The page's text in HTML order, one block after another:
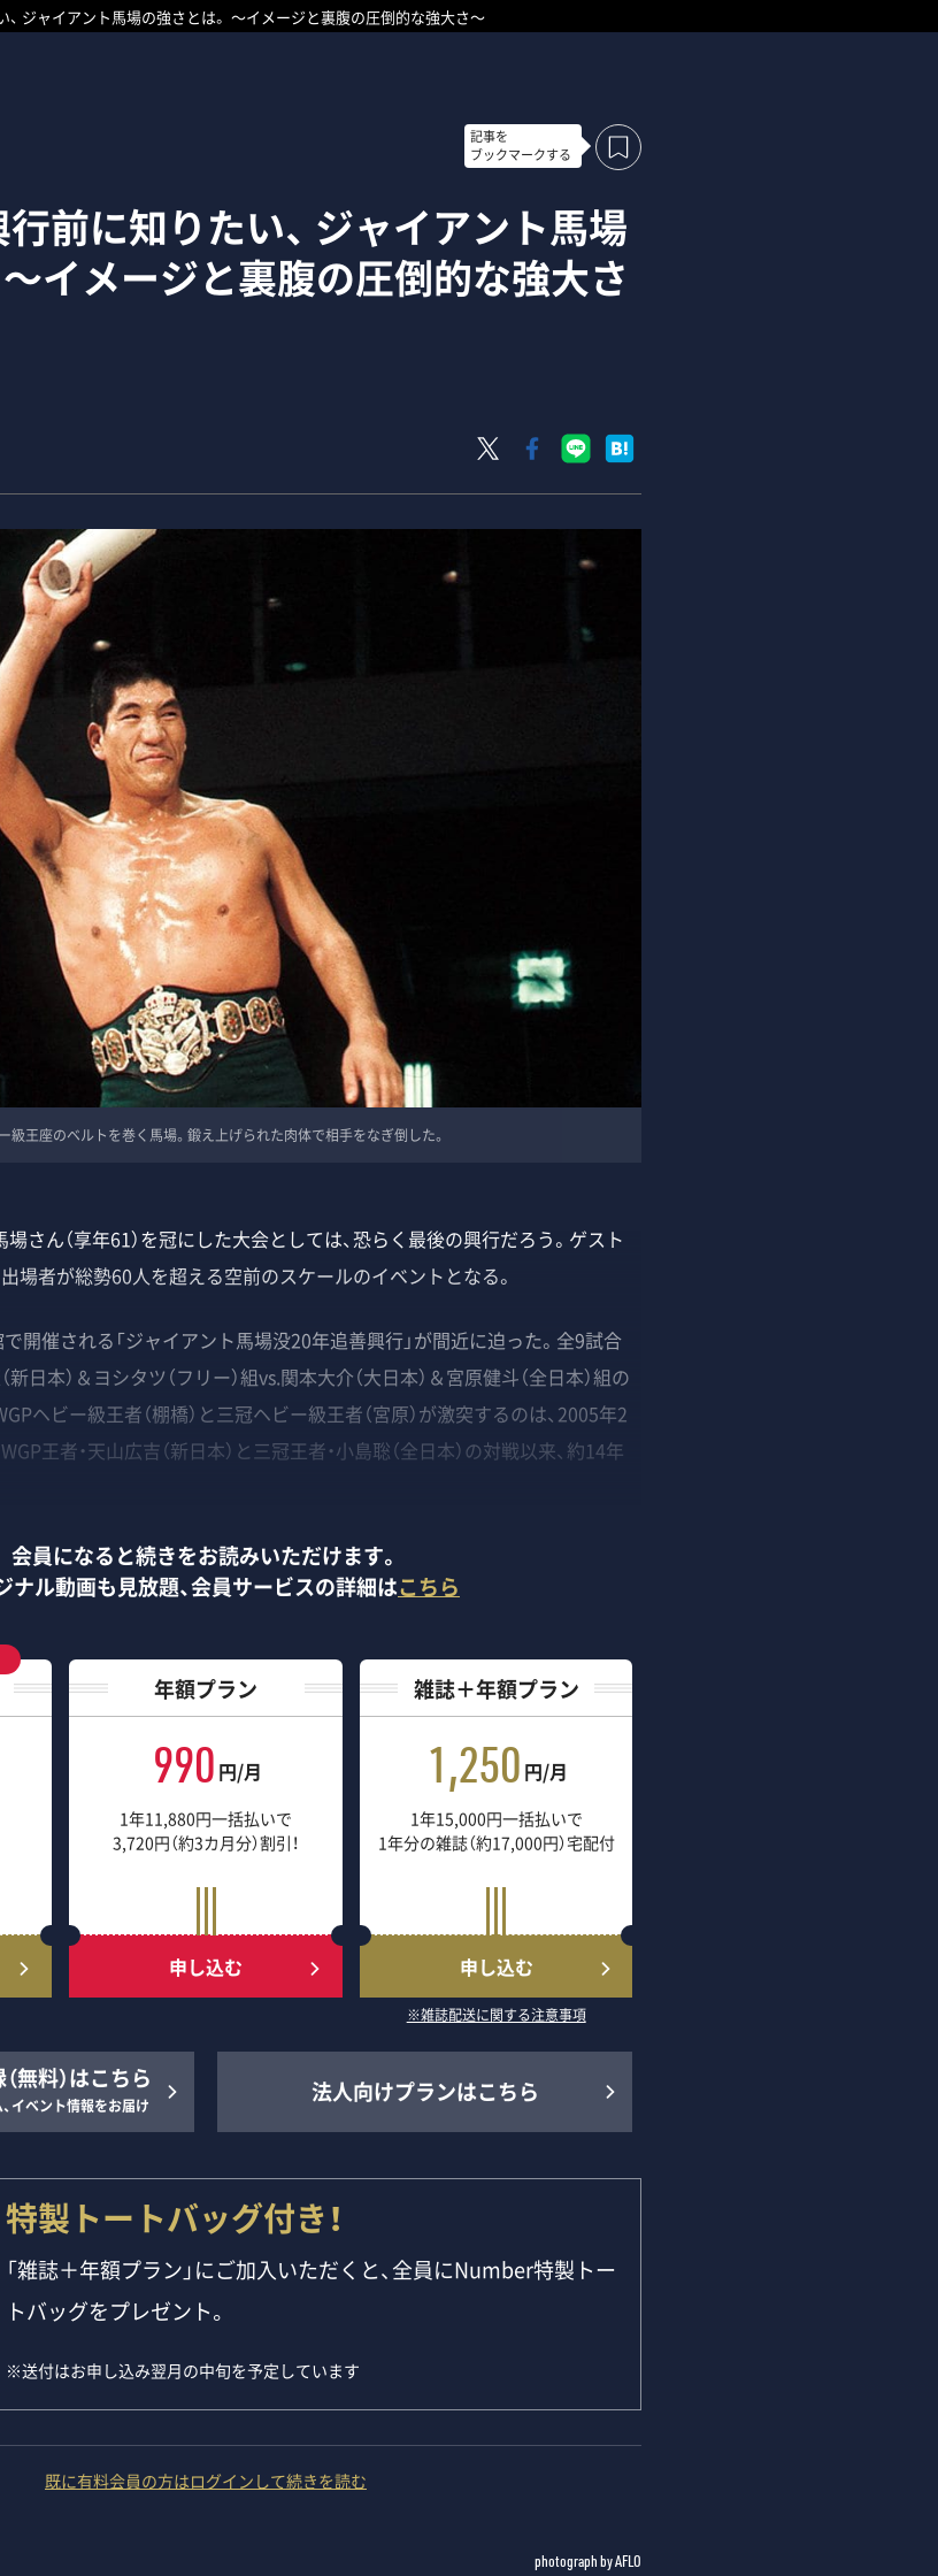
ジャイアント馬場の強さとは。 ～イメージと裏腹の圧倒的な強大さ～
記事を
ブックマークする
前に知りたい、 ジャイアント馬場
イメージと裏腹の圧倒的な強大さ
級王座のベルトを巻く馬場。鍛え上げられた肉体で相手をなぎ倒した。
さん（享年61）を冠にした大会としては、恐らく最後の興行だろう。ゲスト
場者が総勢60人を超える空前のスケールのイベントとなる。
開催される「ジャイアント馬場没20年追善興行」が間近に迫った。全9試合
日本）＆ヨシタツ（フリー）組vs.関本大介（大日本）＆宮原健斗（全日本）組の
ヘビー級王者（棚橋）と三冠ヘビー級王者（宮原）が激突するのは、2005年2
王者・天山広吉（新日本）と三冠王者・小島聡（全日本）の対戦以来、約14年
会員になると続きをお読みいただけます。
ナル動画も見放題、会員サービスの詳細はこちら
年額プラン
990 円/月
1年11,880円一括払いで
3,720円（約3カ月分）割引！
申し込む
雑誌＋年額プラン
1,250 円/月
1年15,000円一括払いで
1年分の雑誌（約17,000円）宅配付
申し込む
※雑誌配送に関する注意事項
無料）はこちら
イベント情報をお届け 法人向けプランはこちら
特製トートバッグ付き！
「雑誌＋年額プラン」にご加入いただくと、全員にNumber特製トー
トバッグをプレゼント。
※送付はお申し込み翌月の中旬を予定しています
既に有料会員の方はログインして続きを読む
photograph by AFLO